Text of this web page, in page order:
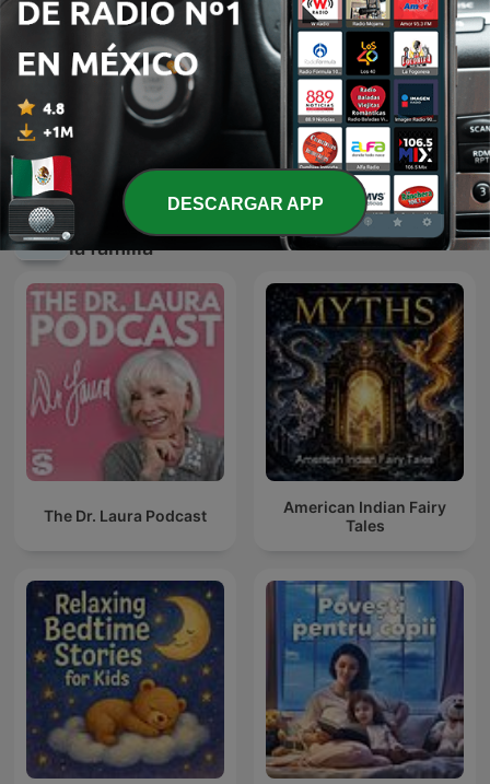
Cuentos Para Niños
Más podcasts internacionales de Para toda
la familia
The Dr. Laura Podcast
American Indian Fairy
Tales
DESCARGAR APP